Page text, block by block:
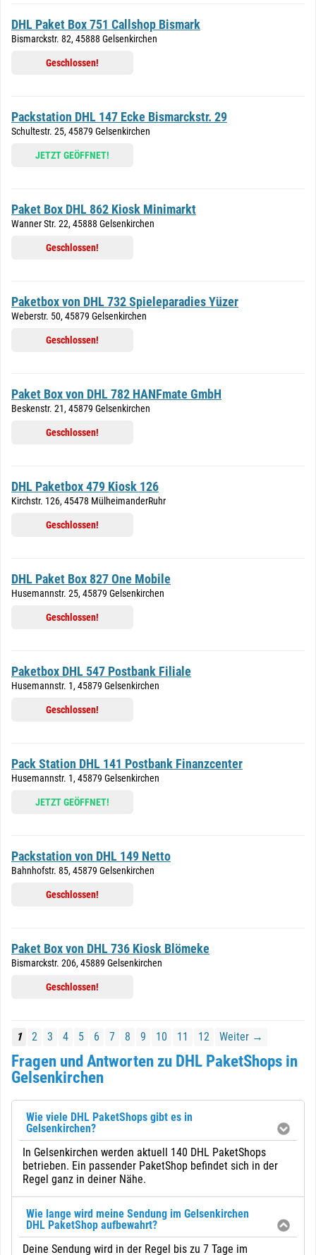
DHL Paket Box 751 Callshop Bismark
Bismarckstr. 82, 45888 Gelsenkirchen
Geschlossen!
Packstation DHL 147 Ecke Bismarckstr. 29
Schultestr. 25, 45879 Gelsenkirchen
JETZT GEÖFFNET!
Paket Box DHL 862 Kiosk Minimarkt
Wanner Str. 22, 45888 Gelsenkirchen
Geschlossen!
Paketbox von DHL 732 Spieleparadies Yüzer
Weberstr. 50, 45879 Gelsenkirchen
Geschlossen!
Paket Box von DHL 782 HANFmate GmbH
Beskenstr. 21, 45879 Gelsenkirchen
Geschlossen!
DHL Paketbox 479 Kiosk 126
Kirchstr. 126, 45478 MülheimanderRuhr
Geschlossen!
DHL Paket Box 827 One Mobile
Husemannstr. 25, 45879 Gelsenkirchen
Geschlossen!
Paketbox DHL 547 Postbank Filiale
Husemannstr. 1, 45879 Gelsenkirchen
Geschlossen!
Pack Station DHL 141 Postbank Finanzcenter
Husemannstr. 1, 45879 Gelsenkirchen
JETZT GEÖFFNET!
Packstation von DHL 149 Netto
Bahnhofstr. 85, 45879 Gelsenkirchen
Geschlossen!
Paket Box von DHL 736 Kiosk Blömeke
Bismarckstr. 206, 45889 Gelsenkirchen
Geschlossen!
1 2 3 4 5 6 7 8 9 10 11 12 Weiter →
Fragen und Antworten zu DHL PaketShops in
Gelsenkirchen
Wie viele DHL PaketShops gibt es in
Gelsenkirchen?
In Gelsenkirchen werden aktuell 140 DHL PaketShops
betrieben. Ein passender PaketShop befindet sich in der
Regel ganz in deiner Nähe.
Wie lange wird meine Sendung im Gelsenkirchen
DHL PaketShop aufbewahrt?
Deine Sendung wird in der Regel bis zu 7 Tage im